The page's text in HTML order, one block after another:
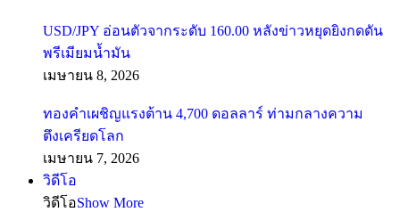
USD/JPY อ่อนตัวจากระดับ 160.00 หลังข่าวหยุดยิงกดดัน
พรีเมียมน้ำมัน
เมษายน 8, 2026
ทองคำเผชิญแรงต้าน 4,700 ดอลลาร์ ท่ามกลางความ
ตึงเครียดโลก
เมษายน 7, 2026
วิดีโอ
วิดีโอShow More